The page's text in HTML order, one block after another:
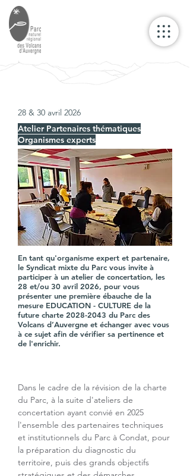
28 & 30 avril 2026
Atelier Partenaires thématiques
Organismes experts
En tant qu'organisme expert et partenaire,
le Syndicat mixte du Parc vous invite à
participer à un atelier de concertation, les
28 et/ou 30 avril 2026, pour vous
présenter une première ébauche de la
mesure EDUCATION - CULTURE de la
future charte 2028-2043 du Parc des
Volcans d’Auvergne et échanger avec vous
à ce sujet afin de vérifier sa pertinence et
de l'enrichir.
Dans le cadre de la révision de la charte
du Parc, à la suite d'ateliers de
concertation ayant convié en 2025
l'ensemble des partenaires techniques
et institutionnels du Parc à Condat, pour
la préparation du diagnostic du
territoire, puis des grands objectifs